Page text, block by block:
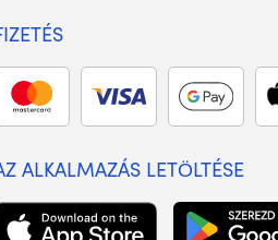
ALKALMAZÁS LETÖLTÉSE